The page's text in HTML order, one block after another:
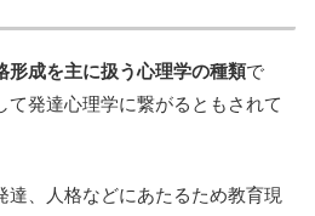
形成を主に扱う心理学の種類で
て発達心理学に繋がるともされて
達、人格などにあたるため教育現